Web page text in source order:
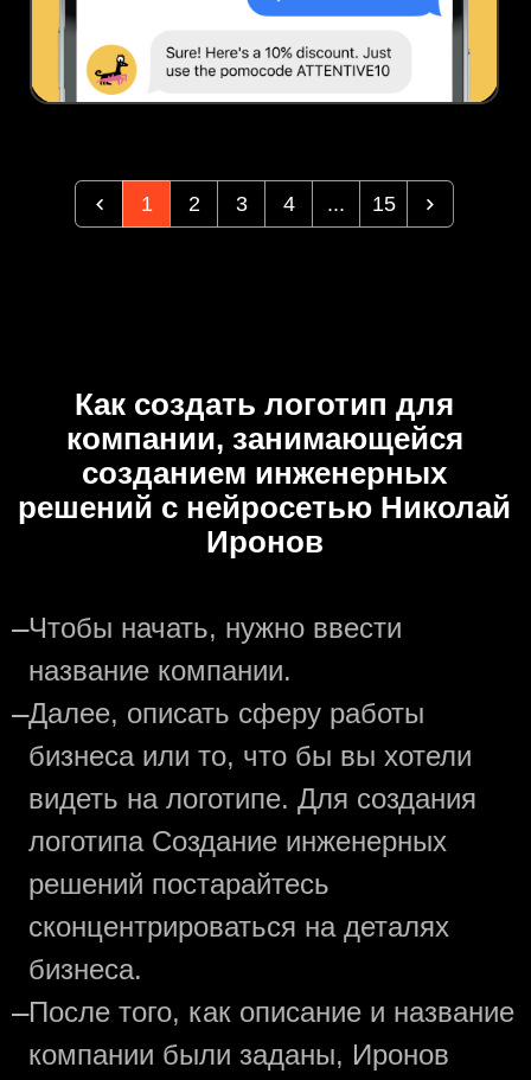
1 2 3 4 ... 15
Как создать логотип для
компании, занимающейся
созданием инженерных
решений с нейросетью Николай
Иронов
—Чтобы начать, нужно ввести
название компании.
—Далее, описать сферу работы
бизнеса или то, что бы вы хотели
видеть на логотипе. Для создания
логотипа Создание инженерных
решений постарайтесь
сконцентрироваться на деталях
бизнеса.
—После того, как описание и название
компании были заданы, Иронов